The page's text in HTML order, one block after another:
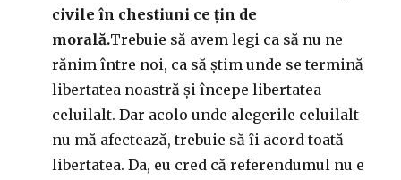
civile în chestiuni ce țin de
morală.Trebuie să avem legi ca să nu ne
rănim între noi, ca să știm unde se termină
libertatea noastră și începe libertatea
celuilalt. Dar acolo unde alegerile celuilalt
nu mă afectează, trebuie să îi acord toată
libertatea. Da, eu cred că referendumul nu e